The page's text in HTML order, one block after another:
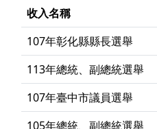
收入名稱
107年彰化縣縣長選舉
113年總統、副總統選舉
107年臺中市議員選舉
105年總統、副總統選舉